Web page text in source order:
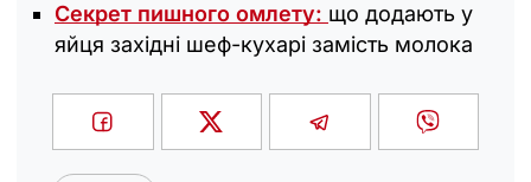
Секрет пишного омлету: що додають у
яйця західні шеф-кухарі замість молока